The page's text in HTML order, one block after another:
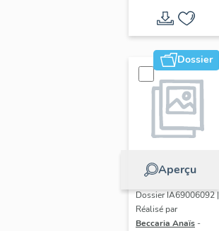
Dossier
Aperçu
Dossier IA69006092 |
Réalisé par
Beccaria Anaïs -